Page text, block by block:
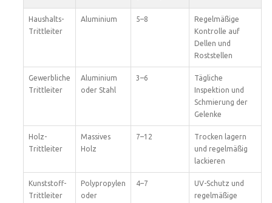
Haushalts-
Trittleiter
Aluminium 5–8
Regelmäßige
Kontrolle auf
Dellen und
Roststellen
Gewerbliche
Trittleiter
Aluminium
oder Stahl
3–6
Tägliche
Inspektion und
Schmierung der
Gelenke
Holz-
Trittleiter
Massives
Holz
7–12
Trocken lagern
und regelmäßig
lackieren
Kunststoff-
Trittleiter
Polypropylen
oder
4–7
UV-Schutz und
regelmäßige